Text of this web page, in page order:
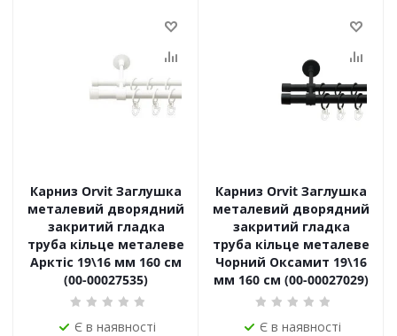
Карниз Orvit Заглушка
металевий дворядний
закритий гладка
труба кільце металеве
Арктіс 19\16 мм 160 см
(00-00027535)
Є в наявності
Карниз Orvit Заглушка
металевий дворядний
закритий гладка
труба кільце металеве
Чорний Оксамит 19\16
мм 160 см (00-00027029)
Є в наявності